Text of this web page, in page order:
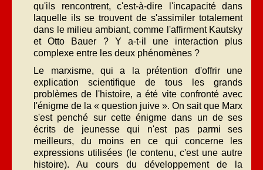
qu'ils rencontrent, c'est-à-dire l'incapacité dans
laquelle ils se trouvent de s'assimiler totalement
dans le milieu ambiant, comme l'affirment Kautsky
et Otto Bauer ? Y a-t-il une interaction plus
complexe entre les deux phénomènes ?
Le marxisme, qui a la prétention d'offrir une
explication scientifique de tous les grands
problèmes de l'histoire, a été vite confronté avec
l'énigme de la « question juive ». On sait que Marx
s'est penché sur cette énigme dans un de ses
écrits de jeunesse qui n'est pas parmi ses
meilleurs, du moins en ce qui concerne les
expressions utilisées (le contenu, c'est une autre
histoire). Au cours du développement de la